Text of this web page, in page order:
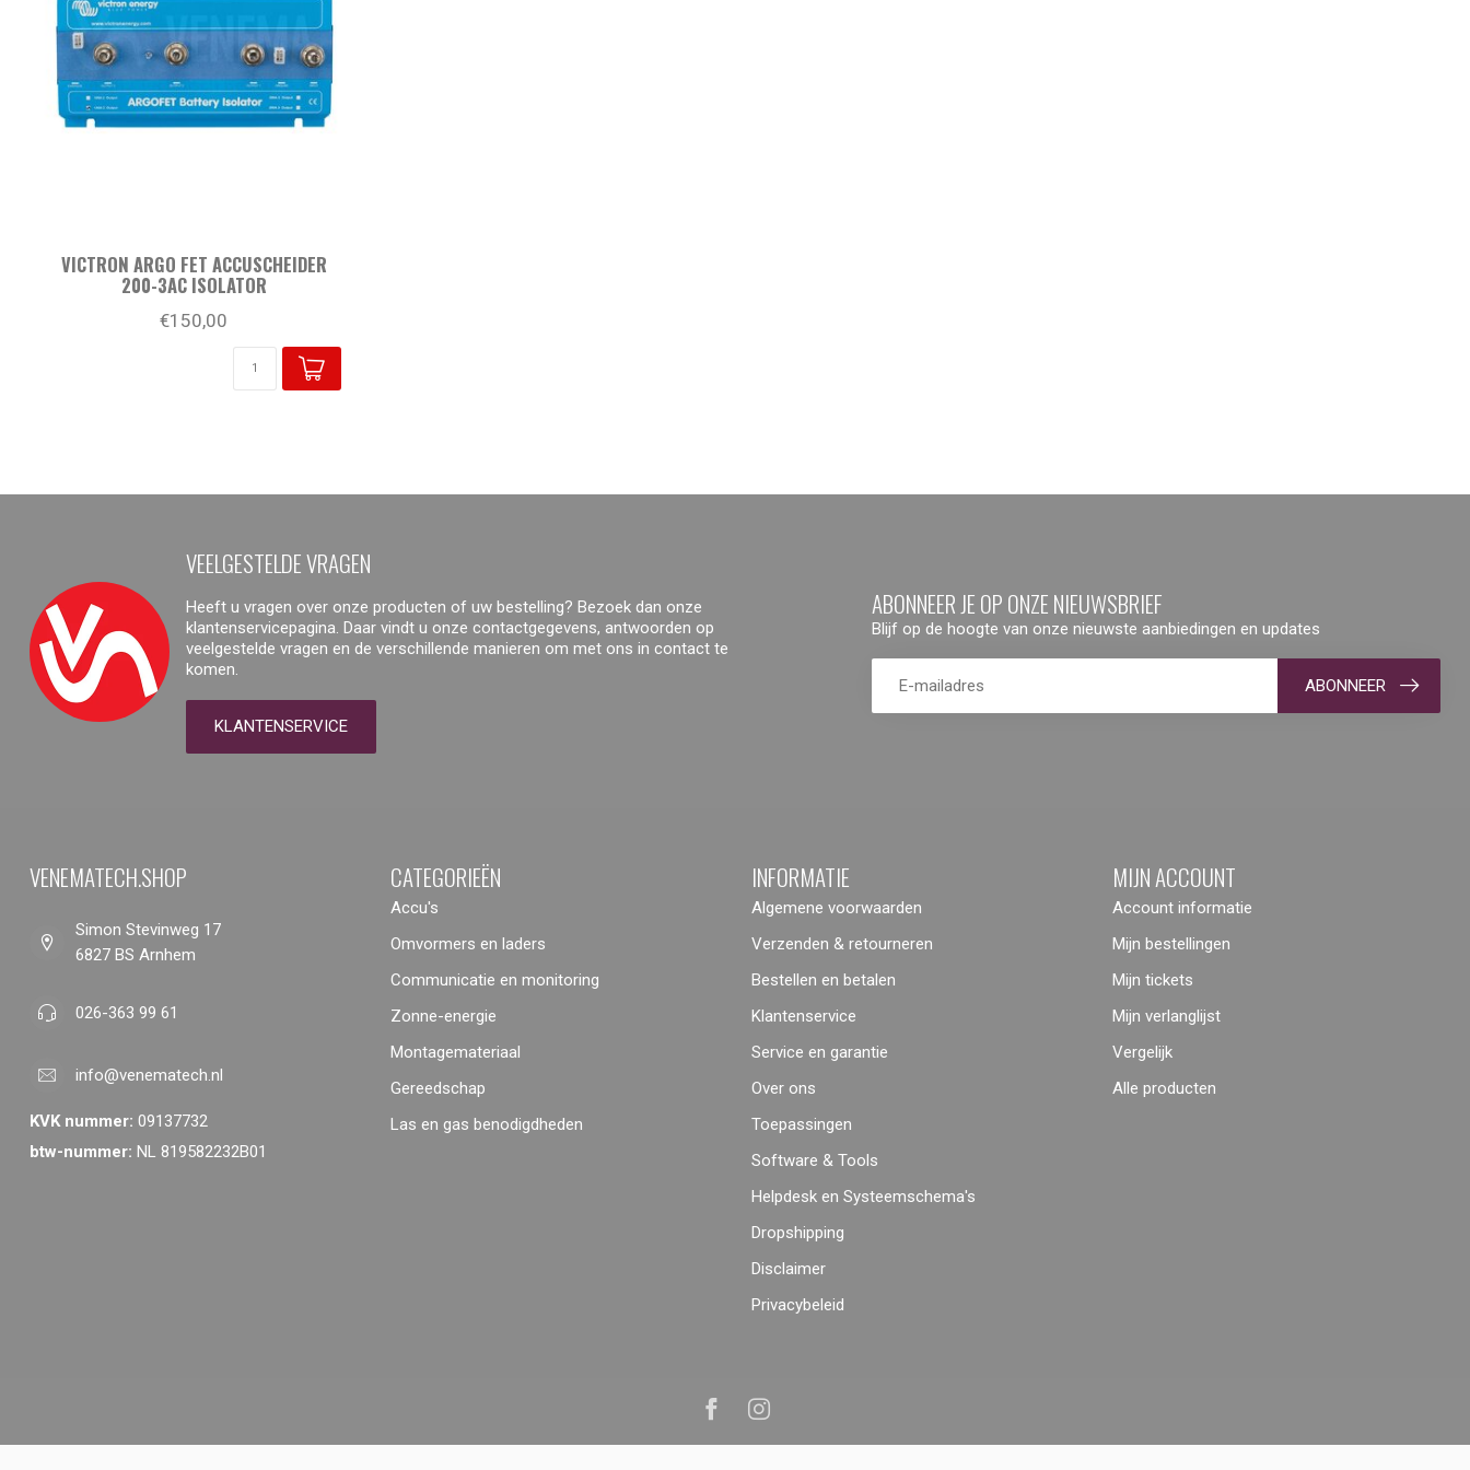
VICTRON ARGO FET ACCUSCHEIDER
200-3AC ISOLATOR
€150,00
VEELGESTELDE VRAGEN
Heeft u vragen over onze producten of uw bestelling? Bezoek dan onze
klantenservicepagina. Daar vindt u onze contactgegevens, antwoorden op
veelgestelde vragen en de verschillende manieren om met ons in contact te
komen.
KLANTENSERVICE
ABONNEER JE OP ONZE NIEUWSBRIEF
Blijf op de hoogte van onze nieuwste aanbiedingen en updates
ABONNEER
VENEMATECH.SHOP
Simon Stevinweg 17
6827 BS Arnhem
026-363 99 61
info@venematech.nl
KVK nummer: 09137732
btw-nummer: NL 819582232B01
CATEGORIEËN
Accu's
Omvormers en laders
Communicatie en monitoring
Zonne-energie
Montagemateriaal
Gereedschap
Las en gas benodigdheden
INFORMATIE
Algemene voorwaarden
Verzenden & retourneren
Bestellen en betalen
Klantenservice
Service en garantie
Over ons
Toepassingen
Software & Tools
Helpdesk en Systeemschema's
Dropshipping
Disclaimer
Privacybeleid
MIJN ACCOUNT
Account informatie
Mijn bestellingen
Mijn tickets
Mijn verlanglijst
Vergelijk
Alle producten